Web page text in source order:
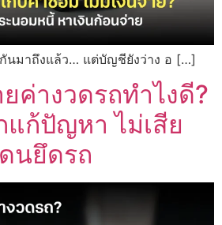
นมาถึงแล้ว… แต่บัญชียังว่าง อ […]
ค่างวดรถทำไงดี?
แก้ปัญหา ไม่เสีย
นยึดรถ